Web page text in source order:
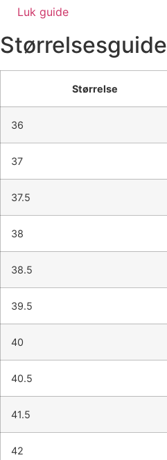
Luk guide
Størrelsesguide
Størrelse
36
37
37.5
38
38.5
39.5
40
40.5
41.5
42